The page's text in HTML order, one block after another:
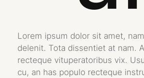
Lorem ipsum dolor sit amet,
delenit. Tota dissentiet at nam.
recteque vituperatoribus vix.
cu, an has populo recteque